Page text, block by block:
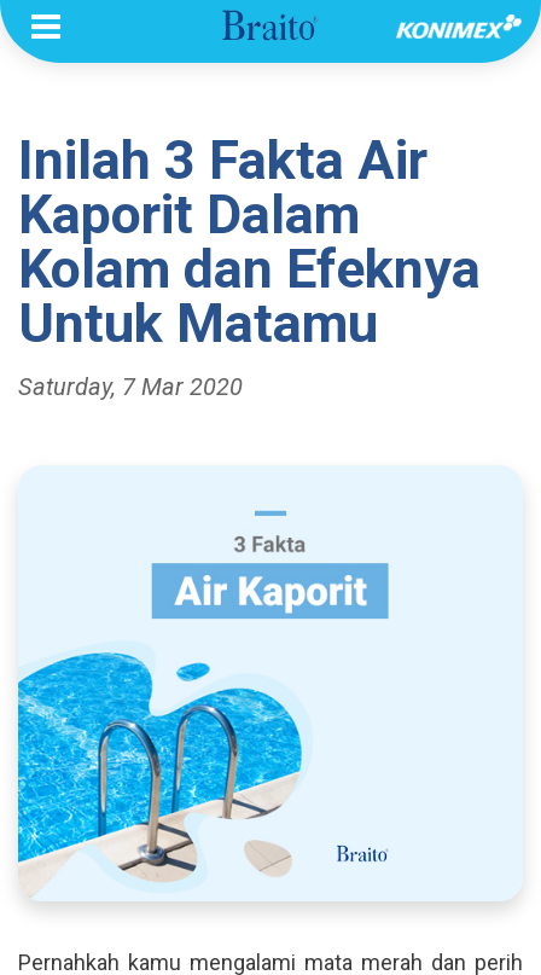
Inilah 3 Fakta Air
Kaporit Dalam
Kolam dan Efeknya
Untuk Matamu
Saturday, 7 Mar 2020
Pernahkah kamu mengalami mata merah dan perih